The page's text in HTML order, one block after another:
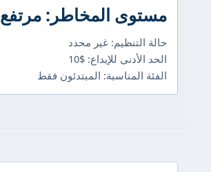
مستوى المخاطر: مرتفع
حالة التنظيم: غير محدد
الحد الأدنى للإيداع: $10
الفئة المناسبة: المبتدئون فقط